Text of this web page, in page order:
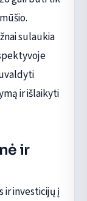
sulaukia
ir išlaikyti
ir
ir investicijų į